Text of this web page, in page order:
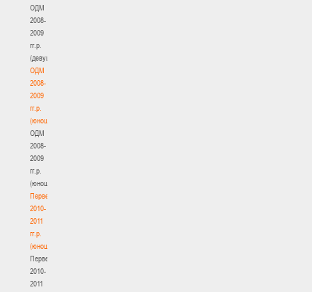
ОДМ
2008-
2009
гг.р.
(девушки)
ОДМ
2008-
2009
гг.р.
(юноши)
ОДМ
2008-
2009
гг.р.
(юноши)
Первенство
2010-
2011
гг.р.
(юноши)
Первенство
2010-
2011